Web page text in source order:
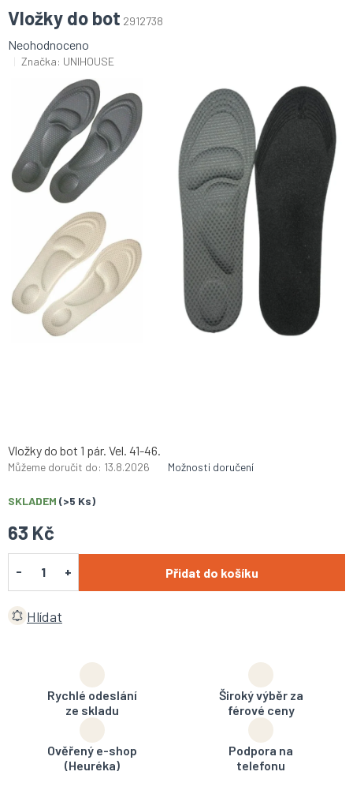
Vložky do bot 2912738
Průměrné
hodnocení
hvězdiček.
Neohodnoceno
Značka: UNIHOUSE
63 Kč
SKLADEM (>5 Ks)
Můžeme doručit do: 13.8.2026 Možnosti doručení
Přidat do košíku
Vložky do bot 1 pár. Vel. 41-46.
Hlídat
Rychlé odeslání
ze skladu
Široký výběr za
férové ceny
Ověřený e-shop
(Heuréka)
Podpora na
telefonu